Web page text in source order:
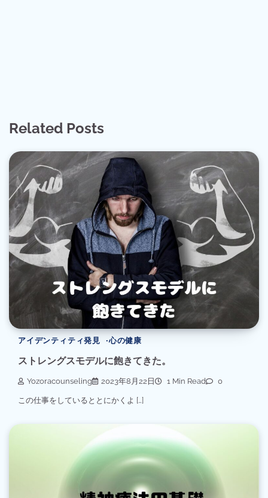
Related Posts
アイデンティティ発見 心の健康
ストレングスモデルに飽きてきた。
Yozoracounseling 2023年8月22日 1 Min Read 0
この仕事をしているととにかくよ […]